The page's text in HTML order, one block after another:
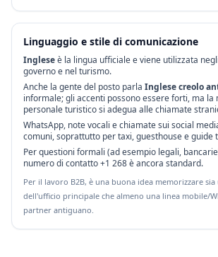
Linguaggio e stile di comunicazione
Ingleseè la lingua ufficiale e viene utilizzata
governo e nel turismo.
Anche la gente del posto parla Inglese creolo
informale; gli accenti possono essere forti, ma la
personale turistico si adegua alle chiamate
WhatsApp, note vocali e chiamate sui social
comuni, soprattutto per taxi, guesthouse e guide
Per questioni formali (ad esempio legali,
numero di contatto +1 268 è ancora standard.
Per il lavoro B2B, è una buona idea memorizzare
dell'ufficio principale che almeno una linea mobile/
partner antiguano.